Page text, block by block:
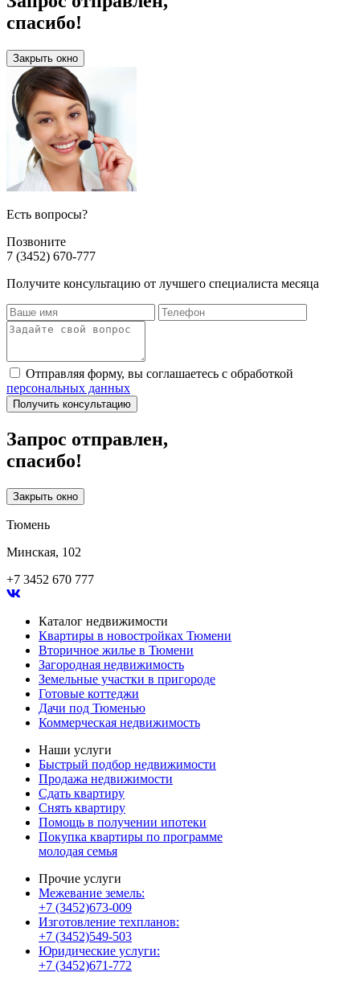
спасибо!
Закрыть окно
Есть вопросы?
Позвоните
7 (3452) 670-777
Получите консультацию от лучшего специалиста месяца
Отправляя форму, вы соглашаетесь с обработкой
персональных данных
Получить консультацию
Запрос отправлен,
спасибо!
Закрыть окно
Тюмень
Минская, 102
+7 3452 670 777
Каталог недвижимости
Квартиры в новостройках Тюмени
Вторичное жилье в Тюмени
Загородная недвижимость
Земельные участки в пригороде
Готовые коттеджи
Дачи под Тюменью
Коммерческая недвижимость
Наши услуги
Быстрый подбор недвижимости
Продажа недвижимости
Сдать квартиру
Снять квартиру
Помощь в получении ипотеки
Покупка квартиры по программе
молодая семья
Прочие услуги
Межевание земель:
+7 (3452)673-009
Изготовление техпланов:
+7 (3452)549-503
Юридические услуги:
+7 (3452)671-772